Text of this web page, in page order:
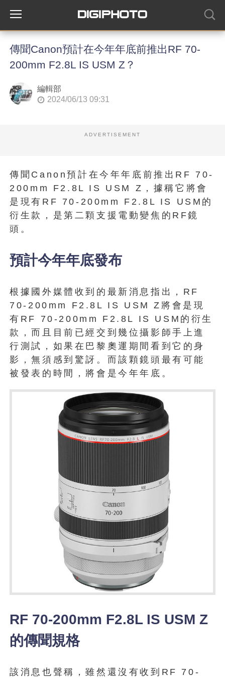
傳聞Canon預計在今年年底前推出RF 70-
200mm F2.8L IS USM Z？
編輯部
2024/06/13 09:31
ADVERTISEMENT
傳聞Canon預計在今年年底前推出RF 70-
200mm F2.8L IS USM Z，據稱它將會
是現有RF 70-200mm F2.8L IS USM的
衍生款，是第二顆支援電動變焦的RF鏡
頭。
預計今年年底發布
根據國外媒體收到的最新消息指出，RF
70-200mm F2.8L IS USM Z將會是現
有RF 70-200mm F2.8L IS USM的衍生
款，而且目前已經交到幾位攝影師手上進
行測試，如果在巴黎奧運期間看到它的身
影，無須感到驚訝。而該顆鏡頭最有可能
被發表的時間，將會是今年年底。
RF 70-200mm F2.8L IS USM Z
的傳聞規格
該消息也聲稱，雖然還沒有收到RF 70-